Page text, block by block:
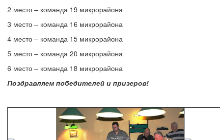
2 место – команда 19 микрорайона
3 место – команда 16 микрорайона
4 место – команда 15 микрорайона
5 место – команда 20 микрорайона
6 место – команда 18 микрорайона
Поздравляем победителей и призеров!